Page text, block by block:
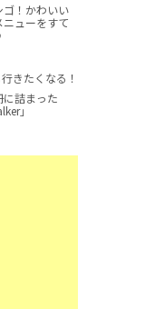
ゴ！かわいい
ニューをすて
きたくなる！
詰まった
」